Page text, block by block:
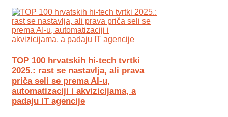
TOP 100 hrvatskih hi-tech tvrtki
2025.: rast se nastavlja, ali prava
priča seli se prema AI-u,
automatizaciji i akvizicijama, a
padaju IT agencije